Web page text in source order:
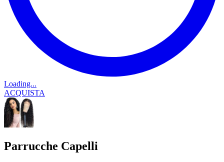
Loading...
ACQUISTA
Parrucche Capelli